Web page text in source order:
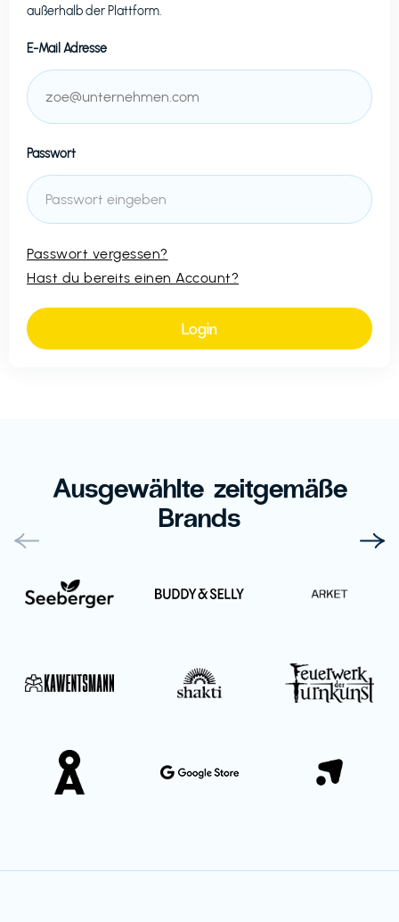
außerhalb der Plattform.
E-Mail Adresse
Passwort
Passwort vergessen?
Hast du bereits einen Account?
Ausgewählte zeitgemäße
Brands